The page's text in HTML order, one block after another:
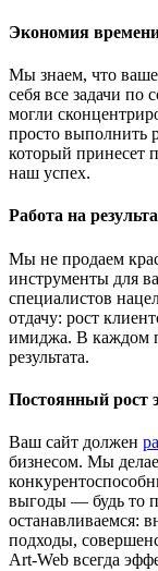
Экономия
Мы знаем, что ваше
себя все задачи
могли
просто выполнить
который принесет
наш успех.
Работа на
Мы не продаем
инструменты для
специалистов
отдачу: рост
имиджа. В каждом
результата.
Постоянный рост
Ваш сайт должен
бизнесом. Мы
выгоды — будь то
останавливаемся:
подходы,
Art-Web всегда